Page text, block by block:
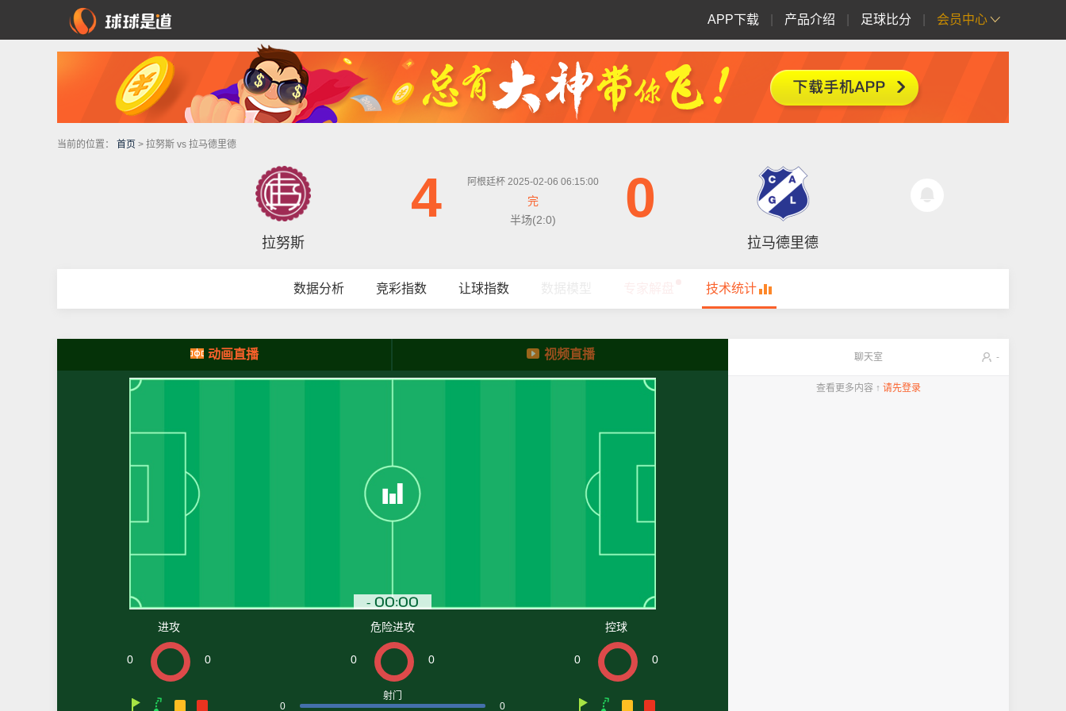
APP下载 产品介绍 足球比分 会员中心
当前的位置： 首页 > 拉努斯 vs 拉马德里德
拉努斯
4 0
阿根廷杯 2025-02-06 06:15:00
完
半场(2:0)
拉马德里德
数据分析 竞彩指数 让球指数 技术统计
动画直播 视频直播
进攻
0 0
危险进攻
0 0
0 0
射门
控球
0 0
聊天室 -
查看更多内容 ↑ 请先登录